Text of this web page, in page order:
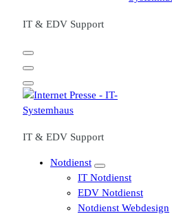
IT & EDV Support
IT & EDV Support
Notdienst
IT Notdienst
EDV Notdienst
Notdienst Webdesign